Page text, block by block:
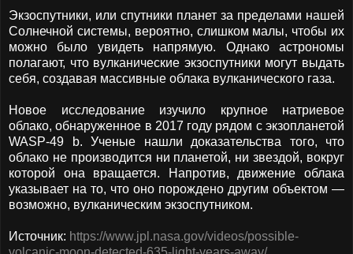
Экзоспутники, или спутники планет за пределами нашей
Солнечной системы, вероятно, слишком малы, чтобы их
можно было увидеть напрямую. Однако астрономы
полагают, что вулканические экзоспутники могут выдать
себя, создавая массивные облака вулканического газа.
Новое исследование изучило крупное натриевое
облако, обнаруженное в 2017 году рядом с экзопланетой
WASP-49 b. Ученые нашли доказательства того, что
облако не производится ни планетой, ни звездой, вокруг
которой она вращается. Напротив, движение облака
указывает на то, что оно порождено другим объектом —
возможно, вулканическим экзоспутником.
Источник: https://www.jpl.nasa.gov/videos/possible-